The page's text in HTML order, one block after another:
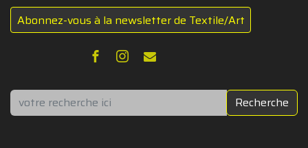
Abonnez-vous à la newsletter de Textile/Art
Rechercher Recherche